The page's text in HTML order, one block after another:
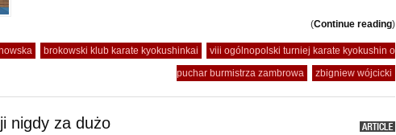
(Continue reading)
brokowski klub karate kyokushinkai
viii ogólnopolski turniej karate kyokushin o
puchar burmistrza zambrowa
zbigniew wójcicki
nigdy za dużo